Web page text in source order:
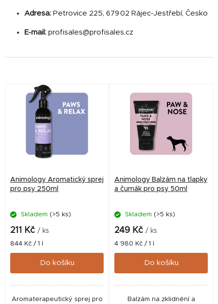
Adresa: Petrovice 225, 679 02 Rájec‑Jestřebí, Česko
E‑mail: profisales@profisales.cz
o
Animology Aromatický sprej
pro psy 250ml
Skladem (>5 ks)
211 Kč / ks
Měrná
cena:
844 Kč / 1 l
Do košíku
Aromaterapeutický sprej pro
Animology Balzám na tlapky
a čumák pro psy 50ml
Skladem (>5 ks)
249 Kč / ks
Měrná
cena:
4 980 Kč / 1 l
Do košíku
Balzám na zklidnění a